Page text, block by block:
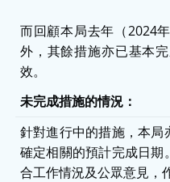
而回顧本局去年（2024
外，其餘措施亦已基本
效。
未完成措施的情況：
針對進行中的措施，本
確定相關的預計完成日
合工作情況及公眾意見，